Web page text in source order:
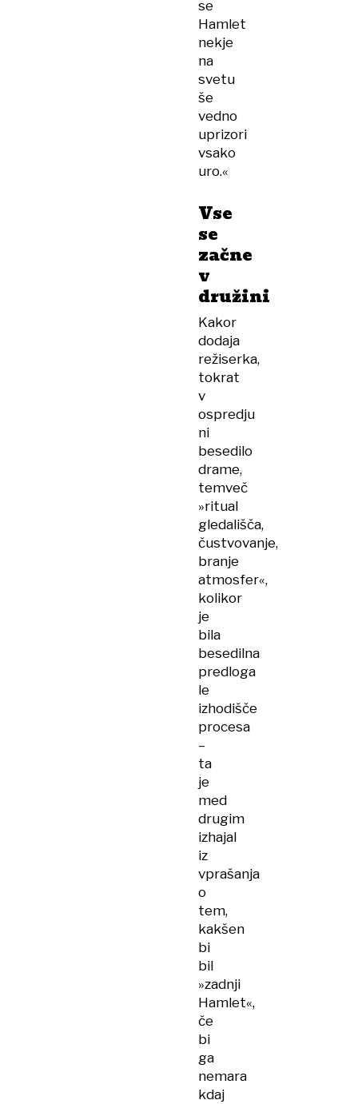
se
Hamlet
nekje
na
svetu
še
vedno
uprizori
vsako
uro.«
Vse
se
začne
v
družini
Kakor
dodaja
režiserka,
tokrat
v
ospredju
ni
besedilo
drame,
temveč
»ritual
gledališča,
čustvovanje,
branje
atmosfer«,
kolikor
je
bila
besedilna
predloga
le
izhodišče
procesa
–
ta
je
med
drugim
izhajal
iz
vprašanja
o
tem,
kakšen
bi
bil
»zadnji
Hamlet«,
če
bi
ga
nemara
kdaj